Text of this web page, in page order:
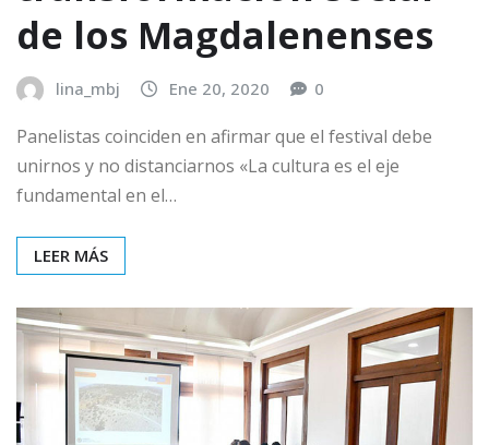
de los Magdalenenses
lina_mbj Ene 20, 2020 0
Panelistas coinciden en afirmar que el festival debe
unirnos y no distanciarnos «La cultura es el eje
fundamental en el…
LEER MÁS